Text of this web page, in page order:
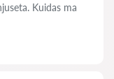
Kuidas ma